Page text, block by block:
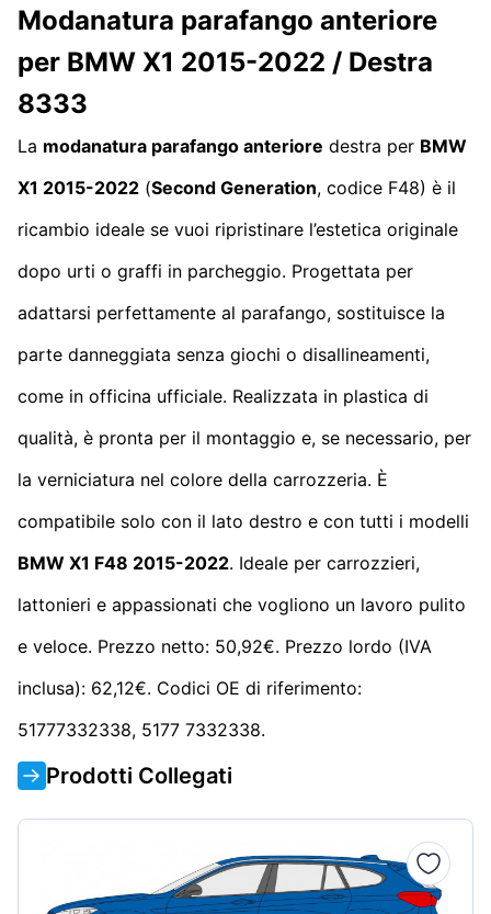
Modanatura parafango anteriore
per BMW X1 2015-2022 / Destra
8333
La modanatura parafango anteriore destra per BMW
X1 2015-2022 (Second Generation, codice F48) è il
ricambio ideale se vuoi ripristinare l’estetica originale
dopo urti o graffi in parcheggio. Progettata per
adattarsi perfettamente al parafango, sostituisce la
parte danneggiata senza giochi o disallineamenti,
come in officina ufficiale. Realizzata in plastica di
qualità, è pronta per il montaggio e, se necessario, per
la verniciatura nel colore della carrozzeria. È
compatibile solo con il lato destro e con tutti i modelli
BMW X1 F48 2015-2022. Ideale per carrozzieri,
lattonieri e appassionati che vogliono un lavoro pulito
e veloce. Prezzo netto: 50,92€. Prezzo lordo (IVA
inclusa): 62,12€. Codici OE di riferimento:
51777332338, 5177 7332338.
Prodotti Collegati